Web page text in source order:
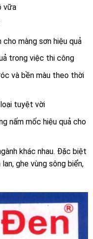
vữa
màng sơn hiệu quả
trong việc thi công
và bền màu theo thời
tuyệt vời
nấm mốc hiệu quả cho
khác nhau. Đặc biệt
ghe vùng sông biển,